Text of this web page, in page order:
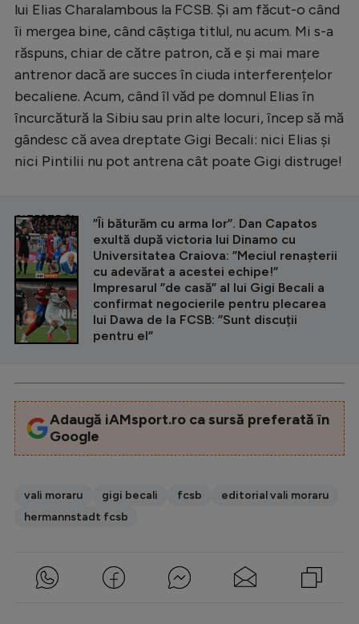
lui Elias Charalambous la FCSB. Și am făcut-o când
îi mergea bine, când câștiga titlul, nu acum. Mi s-a
răspuns, chiar de către patron, că e și mai mare
antrenor dacă are succes în ciuda interferențelor
becaliene. Acum, când îl văd pe domnul Elias în
încurcătură la Sibiu sau prin alte locuri, încep să mă
gândesc că avea dreptate Gigi Becali: nici Elias și
nici Pintilii nu pot antrena cât poate Gigi distruge!
CITEȘTE ȘI
”Îi băturăm cu arma lor”. Dan Capatos
exultă după victoria lui Dinamo cu
Universitatea Craiova: ”Meciul renașterii
cu adevărat a acestei echipe!”
Impresarul ”de casă” al lui Gigi Becali a
confirmat negocierile pentru plecarea
lui Dawa de la FCSB: ”Sunt discuții
pentru el”
Adaugă iAMsport.ro ca sursă preferată în
Google
vali moraru gigi becali fcsb
editorial vali moraru
hermannstadt fcsb